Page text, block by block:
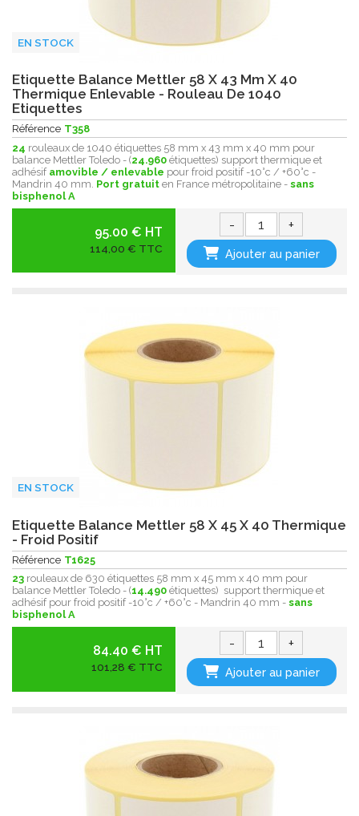
EN STOCK
Etiquette Balance Mettler 58 X 43 Mm X 40
Thermique Enlevable - Rouleau De 1040
Etiquettes
Référence T358
24 rouleaux de 1040 étiquettes 58 mm x 43 mm x 40 mm pour
balance Mettler Toledo - (24.960 étiquettes) support thermique et
adhésif amovible / enlevable pour froid positif -10°c / +60°c -
Mandrin 40 mm. Port gratuit en France métropolitaine - sans
bisphenol A
95.00 € HT
114,00 € TTC
- +
Ajouter au panier
EN STOCK
Etiquette Balance Mettler 58 X 45 X 40 Thermique
- Froid Positif
Référence T1625
23 rouleaux de 630 étiquettes 58 mm x 45 mm x 40 mm pour
balance Mettler Toledo - (14.490 étiquettes) support thermique et
adhésif pour froid positif -10°c / +60°c - Mandrin 40 mm - sans
bisphenol A
84.40 € HT
101,28 € TTC
- +
Ajouter au panier